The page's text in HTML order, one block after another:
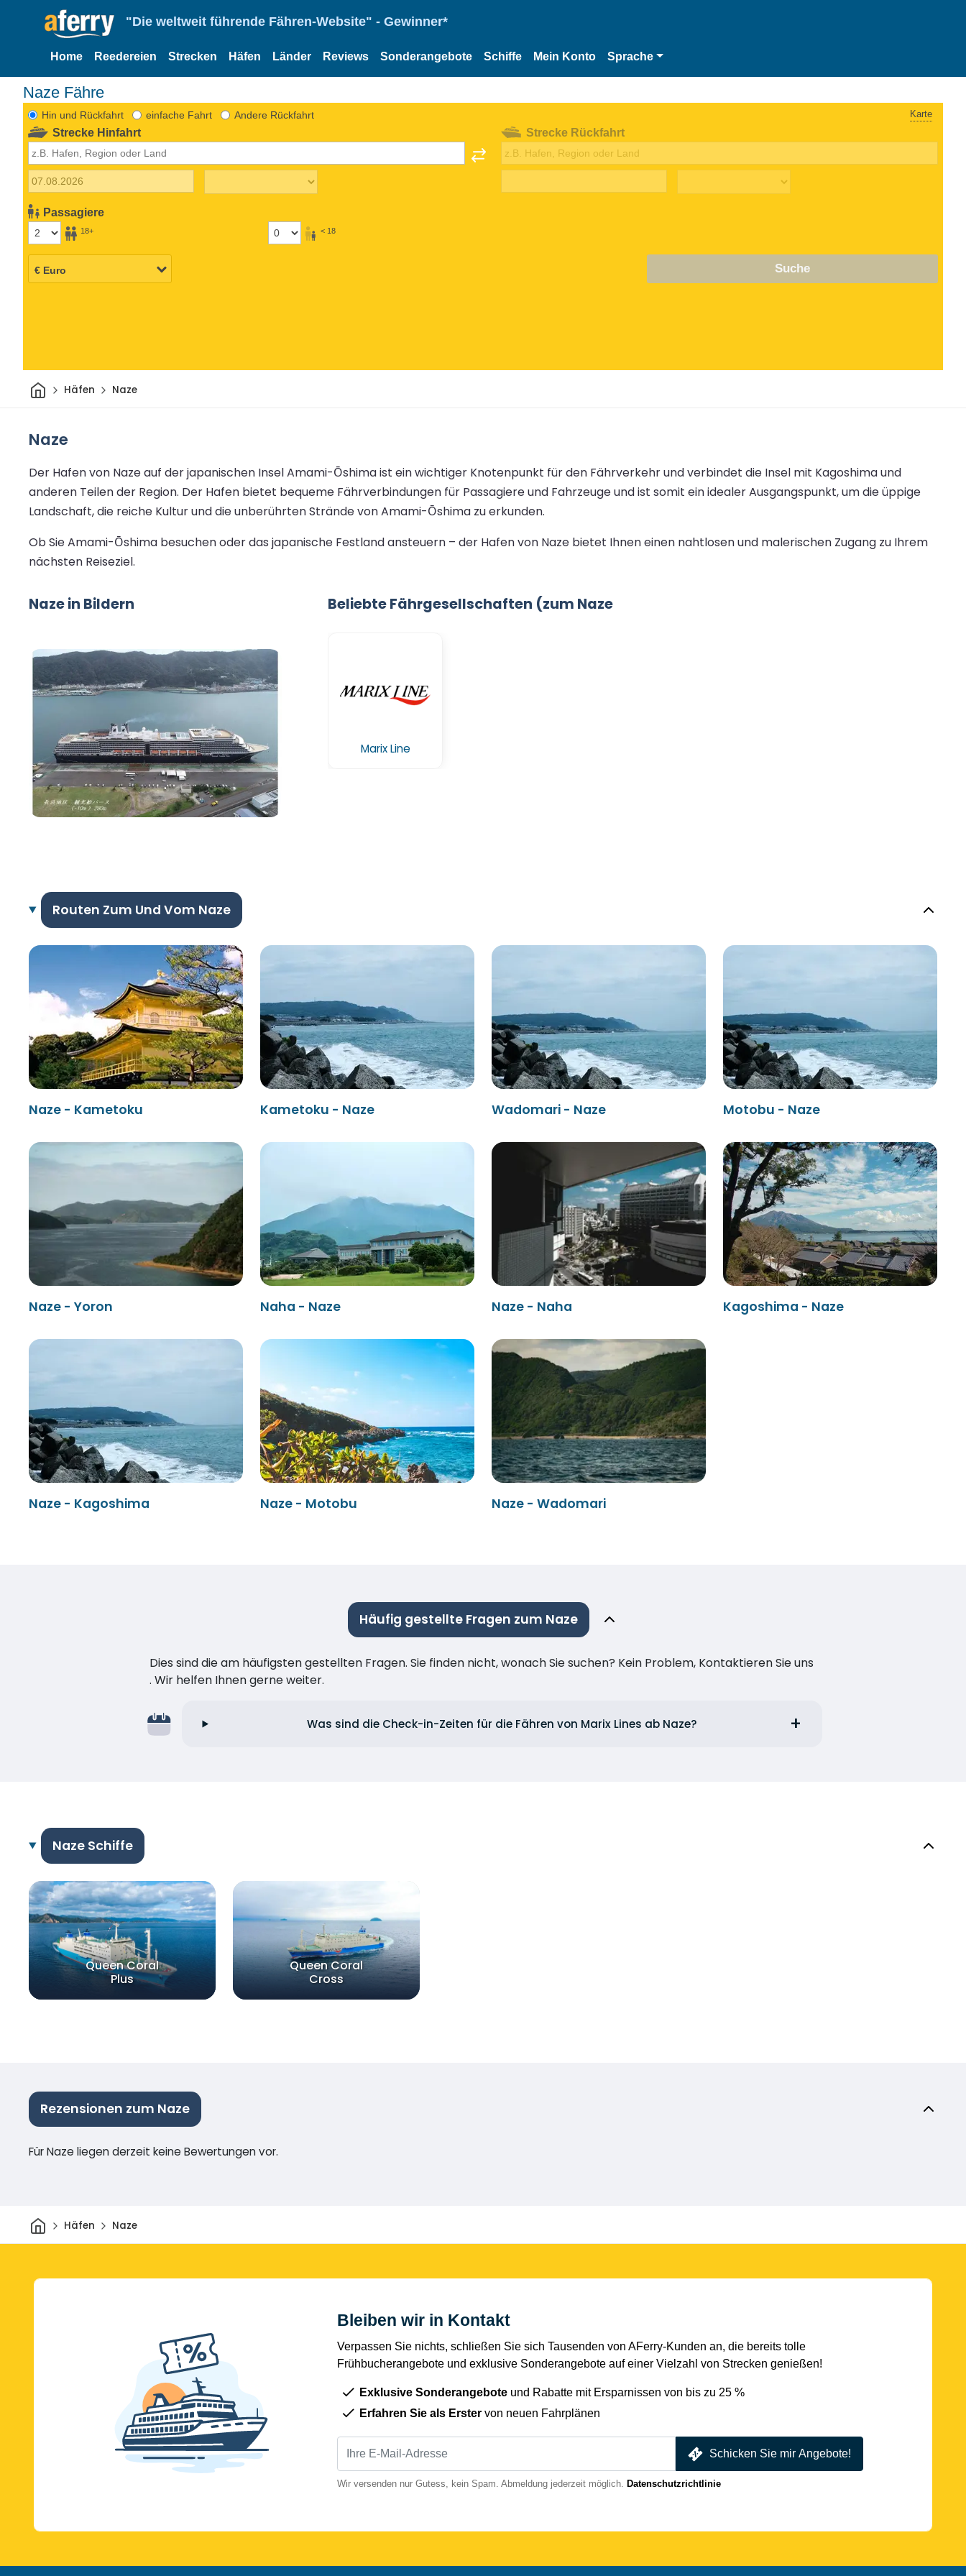
"Die weltweit führende Fähren-Website" - Gewinner*
Home Reedereien Strecken Häfen Länder Reviews Sonderangebote Schiffe Mein Konto Sprache
Naze Fähre
Hin und Rückfahrt einfache Fahrt Andere Rückfahrt Karte
Strecke Hinfahrt
Passagiere
18+ < 18
Strecke Rückfahrt
Suche
HeimHäfen Naze
Naze
Der Hafen von Naze auf der japanischen Insel Amami-Ōshima ist ein wichtiger Knotenpunkt für den Fährverkehr und verbindet die Insel mit Kagoshima und
anderen Teilen der Region. Der Hafen bietet bequeme Fährverbindungen für Passagiere und Fahrzeuge und ist somit ein idealer Ausgangspunkt, um die üppige
Landschaft, die reiche Kultur und die unberührten Strände von Amami-Ōshima zu erkunden.
Ob Sie Amami-Ōshima besuchen oder das japanische Festland ansteuern – der Hafen von Naze bietet Ihnen einen nahtlosen und malerischen Zugang zu Ihrem
nächsten Reiseziel.
Naze in Bildern Beliebte Fährgesellschaften (zum Naze
Marix Line
Routen Zum Und Vom Naze
Naze - Kametoku Kametoku - Naze Wadomari - Naze Motobu - Naze
Naze - Yoron Naha - Naze Naze - Naha Kagoshima - Naze
Naze - Kagoshima Naze - Motobu Naze - Wadomari
Häufig gestellte Fragen zum Naze
Dies sind die am häufigsten gestellten Fragen. Sie finden nicht, wonach Sie suchen? Kein Problem, Kontaktieren Sie uns
. Wir helfen Ihnen gerne weiter.
Was sind die Check-in-Zeiten für die Fähren von Marix Lines ab Naze?
Naze Schiffe
Queen Coral
Plus
Queen Coral
Cross
Rezensionen zum Naze
Für Naze liegen derzeit keine Bewertungen vor.
HeimHäfen Naze
Bleiben wir in Kontakt
Verpassen Sie nichts, schließen Sie sich Tausenden von AFerry-Kunden an, die bereits tolle
Frühbucherangebote und exklusive Sonderangebote auf einer Vielzahl von Strecken genießen!
Exklusive Sonderangebote und Rabatte mit Ersparnissen von bis zu 25 %
Erfahren Sie als Erster von neuen Fahrplänen
Schicken Sie mir Angebote!
Wir versenden nur Gutess, kein Spam. Abmeldung jederzeit möglich. Datenschutzrichtlinie